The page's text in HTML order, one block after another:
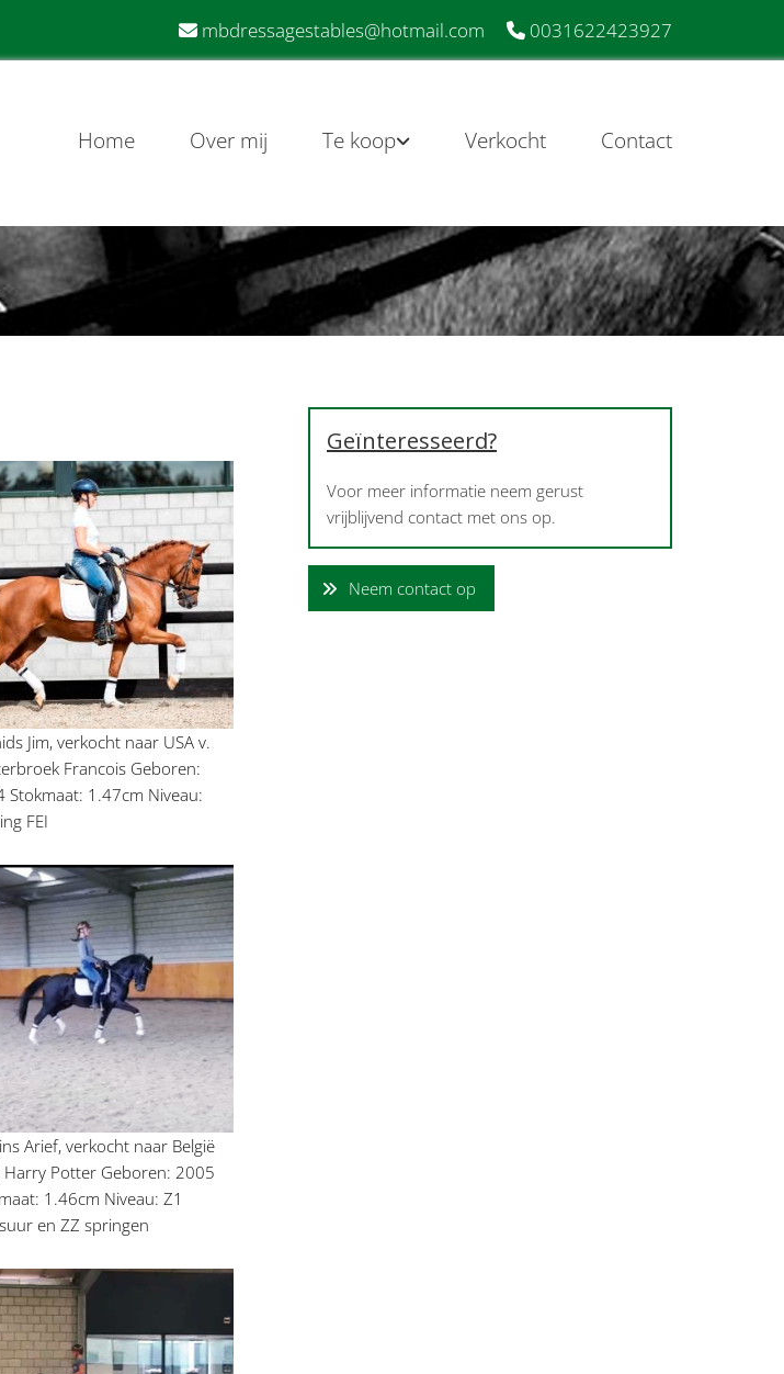
 mbdressagestables@hotmail.com  0031622423927
Home Over mij Te koop Verkocht Contact
Jim, verkocht naar USA v.
Francois Geboren:
Stokmaat: 1.47cm Niveau:
FEI
Arief, verkocht naar België
Harry Potter Geboren: 2005
1.46cm Niveau: Z1
en ZZ springen
Geïnteresseerd?
Voor meer informatie neem gerust
vrijblijvend contact met ons op.
Neem contact op